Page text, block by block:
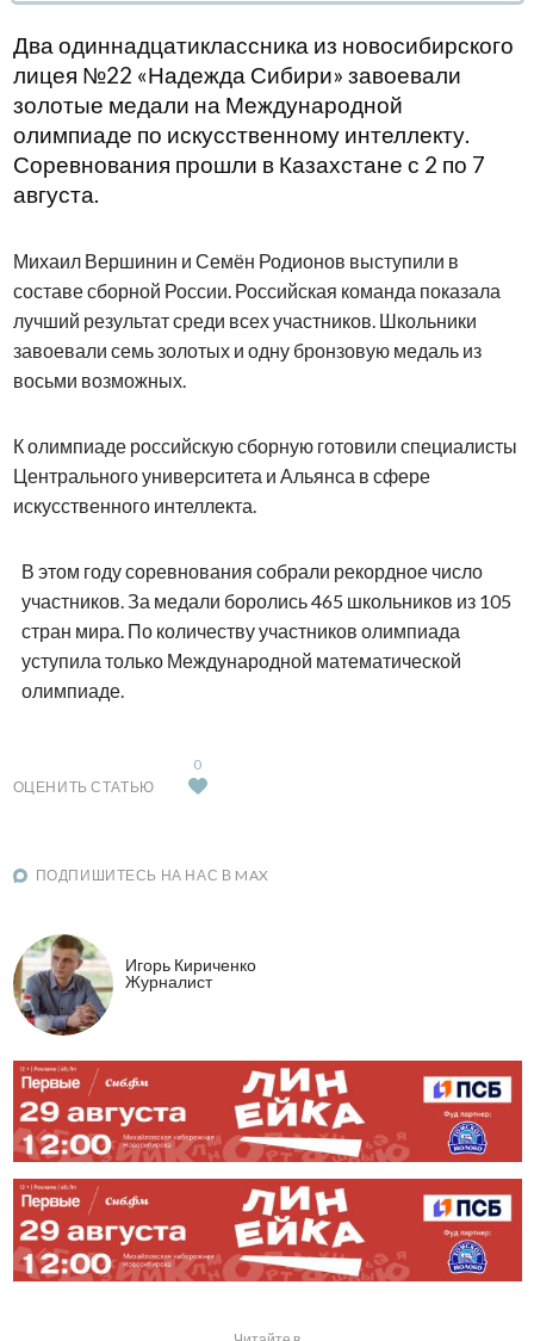
Два одиннадцатиклассника из новосибирского
лицея №22 «Надежда Сибири» завоевали
золотые медали на Международной
олимпиаде по искусственному интеллекту.
Соревнования прошли в Казахстане с 2 по 7
августа.
Михаил Вершинин и Семён Родионов выступили в
составе сборной России. Российская команда показала
лучший результат среди всех участников. Школьники
завоевали семь золотых и одну бронзовую медаль из
восьми возможных.
К олимпиаде российскую сборную готовили специалисты
Центрального университета и Альянса в сфере
искусственного интеллекта.
В этом году соревнования собрали рекордное число
участников. За медали боролись 465 школьников из 105
стран мира. По количеству участников олимпиада
уступила только Международной математической
олимпиаде.
ОЦЕНИТЬ СТАТЬЮ
0
ПОДПИШИТЕСЬ НА НАС В MAX
Игорь Кириченко
Журналист